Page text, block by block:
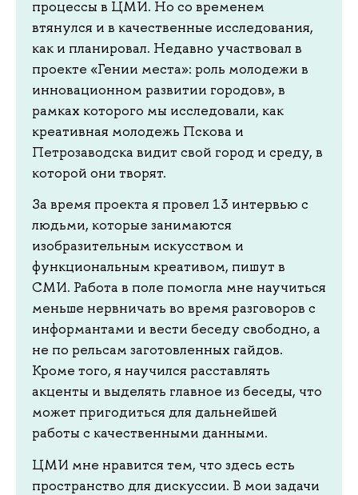
процессы в ЦМИ. Но со временем
втянулся и в качественные исследования,
как и планировал. Недавно участвовал в
проекте «Гении места»: роль молодежи в
инновационном развитии городов», в
рамках которого мы исследовали, как
креативная молодежь Пскова и
Петрозаводска видит свой город и среду, в
которой они творят.
За время проекта я провел 13 интервью с
людьми, которые занимаются
изобразительным искусством и
функциональным креативом, пишут в
СМИ. Работа в поле помогла мне научиться
меньше нервничать во время разговоров с
информантами и вести беседу свободно, а
не по рельсам заготовленных гайдов.
Кроме того, я научился расставлять
акценты и выделять главное из беседы, что
может пригодиться для дальнейшей
работы с качественными данными.
ЦМИ мне нравится тем, что здесь есть
пространство для дискуссии. В мои задачи